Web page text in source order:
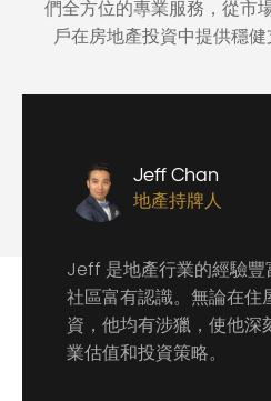
們全方位的專業服務，從市
戶在房地產投資中提供穩健
Jeff Chan
地產持牌人
Jeff 是地產行業的經驗豐
社區富有認識。無論在住
資，他均有涉獵，使他深
業估值和投資策略。